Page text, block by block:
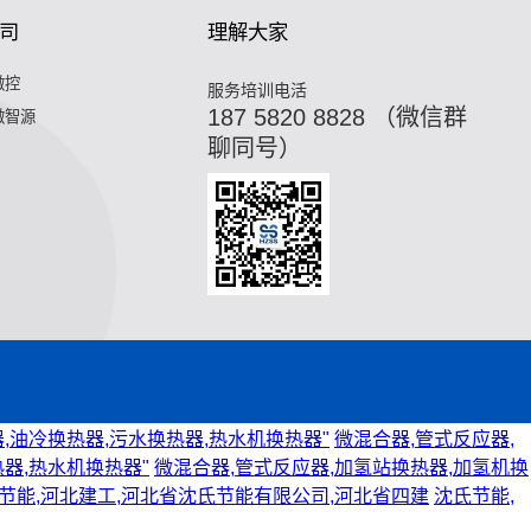
控
智源
理解大家
服务培训电活
187 5820 8828 （微信群
聊同号）
冷换热器,污水换热器,热水机换热器" 微混合器,管式反应器,
,热水机换热器" 微混合器,管式反应器,加氢站换热器,加氢机换
能,河北建工,河北省沈氏节能有限公司,河北省四建 沈氏节能,